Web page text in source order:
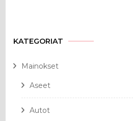
KATEGORIAT
Mainokset
Aseet
Autot